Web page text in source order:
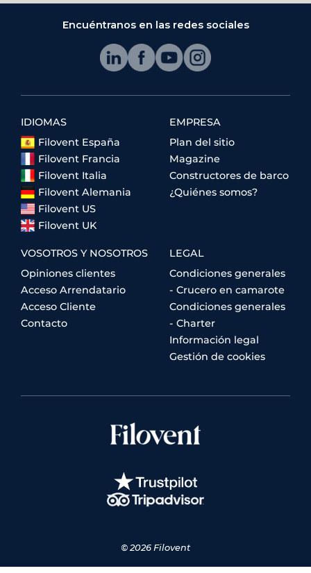
Encuéntranos en las redes sociales
IDIOMAS
Filovent España
Filovent Francia
Filovent Italia
Filovent Alemania
Filovent US
Filovent UK
EMPRESA
Plan del sitio
Magazine
Constructores de barco
¿Quiénes somos?
VOSOTROS Y NOSOTROS
Opiniones clientes
Acceso Arrendatario
Acceso Cliente
Contacto
LEGAL
Condiciones generales
- Crucero en camarote
Condiciones generales
- Charter
Información legal
Gestión de cookies
© 2026 Filovent